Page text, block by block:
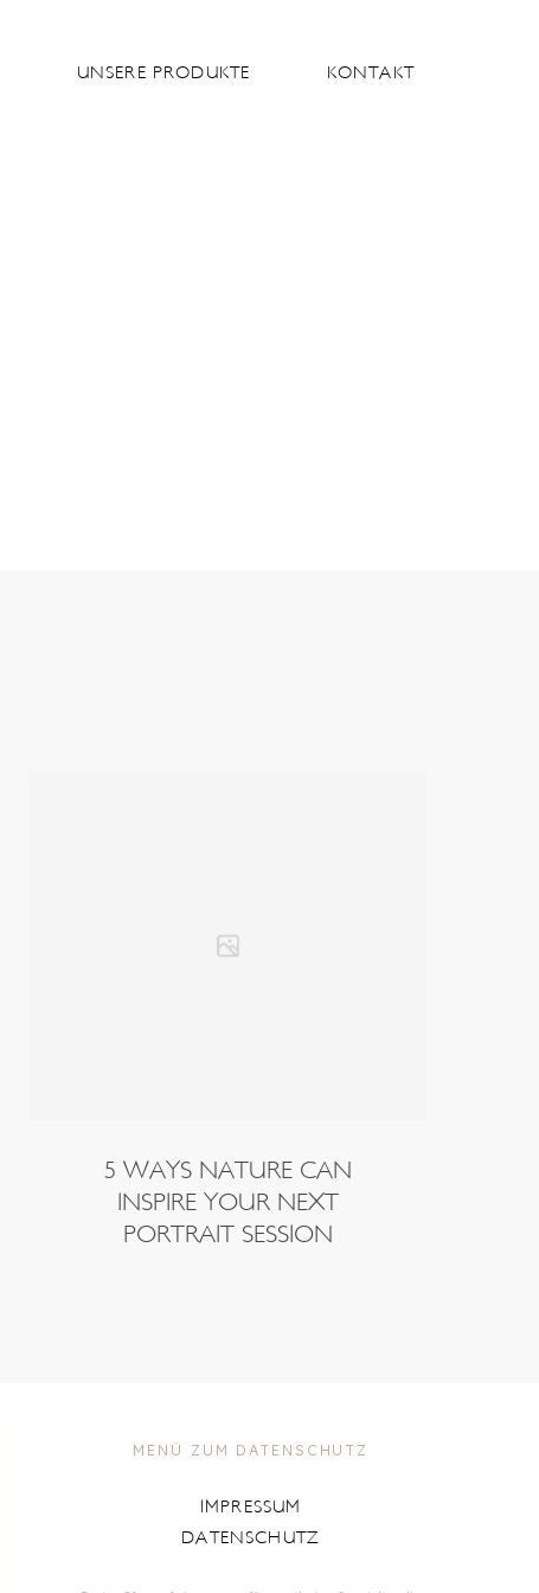
UNSERE PRODUKTE KONTAKT
5 WAYS NATURE CAN
INSPIRE YOUR NEXT
PORTRAIT SESSION
MENÜ ZUM DATENSCHUTZ
IMPRESSUM
DATENSCHUTZ